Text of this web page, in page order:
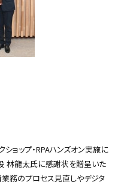
ョップ・RPAハンズオン実施に
役 林龍太氏に感謝状を贈呈いた
務のプロセス見直しやデジタ